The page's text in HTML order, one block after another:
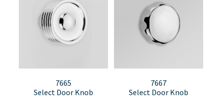
7665
Select Door Knob
7667
Select Door Knob